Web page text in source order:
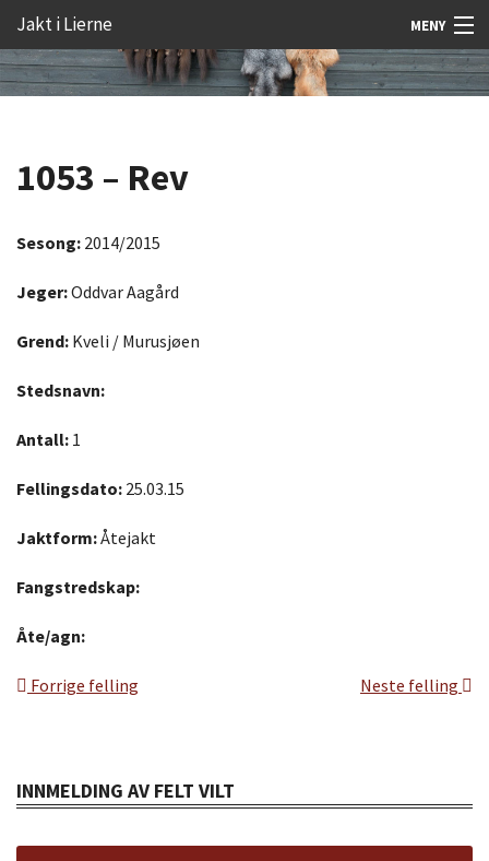
Jakt i Lierne MENY
Nyheter
Fangst
innholdet
Forstørre
1053 – Rev
Sesong: 2014/2015
Jeger:Oddvar Aagård
Grend: Kveli / Murusjøen
Stedsnavn:
Antall: 1
Fellingsdato: 25.03.15
Jaktform:Åtejakt
Fangstredskap:
Åte/agn:
Forrige felling Neste felling
INNMELDING AV FELT VILT